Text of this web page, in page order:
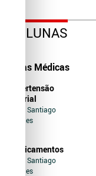
COLUNAS
Dicas Médicas
Hipertensão
Arterial
Jairo Santiago
Novaes
Medicamentos
Jairo Santiago
Novaes